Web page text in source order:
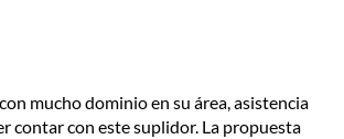
mucho dominio en su área, asistencia
contar con este suplidor. La propuesta